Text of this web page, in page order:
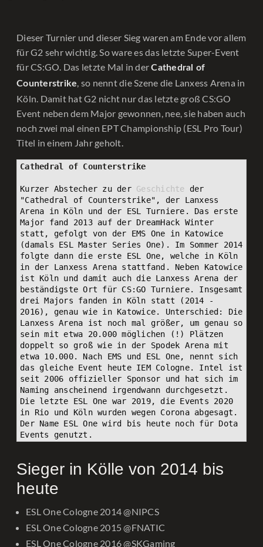
Dieser Turnier und dieser Sieg waren am Ende vor allem
für G2 sehr wichtig. So ware es das letzte Super-Event
für CS:GO. Das letzte Mal in derCathedral of
Counterstrike , so nennt die Szene die Lanxess Arena in
Köln. Damit hat G2 nicht nur das letzte groß CS:GO
Event neben dem Major gewonnen, nee, sie haben auch
noch zwei mal einen EPT Championship (ESL Pro Tour)
Titel in einem Jahr geholt.
Cathedral of Counterstrike
Kurzer Abstecher zu der Geschichte der
"Cathedral of Counterstrike", der Lanxess
Arena in Köln und der ESL Turniere. Das erste
Major fand 2013 auf der DreamHack Winter
statt, gefolgt von der EMS One in Katowice
(damals ESL Master Series One). Im Sommer 2014
folgte dann die erste ESL One, welche in Köln
in der Lanxess Arena stattfand. Neben Katowice
ist Köln und damit auch die Lanxess Arena der
beständigste Ort für CS:GO Turniere. Insgesamt
drei Majors fanden in Köln statt (2014 -
2016), genau wie in Katowice. Unterschied: Die
Lanxess Arena ist noch mal größer, um genau so
sein mit etwa 20.000 möglichen (!) Plätzen
doppelt so groß wie in der Spodek Arena mit
etwa 10.000. Nach EMS und ESL One, nennt sich
das gleiche Event heute IEM Cologne. Intel ist
seit 2006 offizieller Sponsor und hat sich im
Naming anscheinend irgendwann durchgesetzt.
Die letzte ESL One war 2019, die Events 2020
in Rio und Köln wurden wegen Corona abgesagt.
Der Name ESL One wird bis heute noch für Dota
Events genutzt.
Sieger in Kölle von 2014 bis
heute
ESL One Cologne 2014@NIPCS
ESL One Cologne 2015@FNATIC
ESL One Cologne 2016@SKGaming